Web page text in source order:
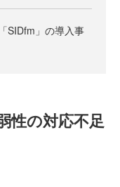
SIDfm」の導入事
性の対応不足